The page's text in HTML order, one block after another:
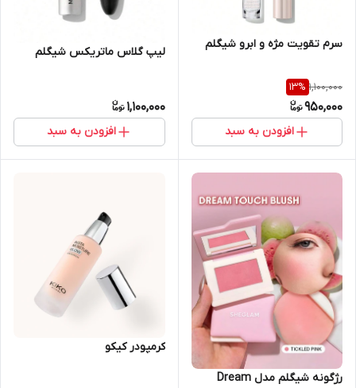
سرم تقویت مژه و ابرو شیگلم
1,100,000
13%
950,000
افزودن به سبد
لیپ گلاس ماتریکس شیگلم
1,100,000
افزودن به سبد
رژگونه شیگلم مدل Dream
کرمپودر کیکو